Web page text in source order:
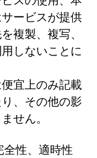
ービスが提供
複製、複写、
しないことに
宜上のみ記載
、その他の影
せん。
全性、適時性